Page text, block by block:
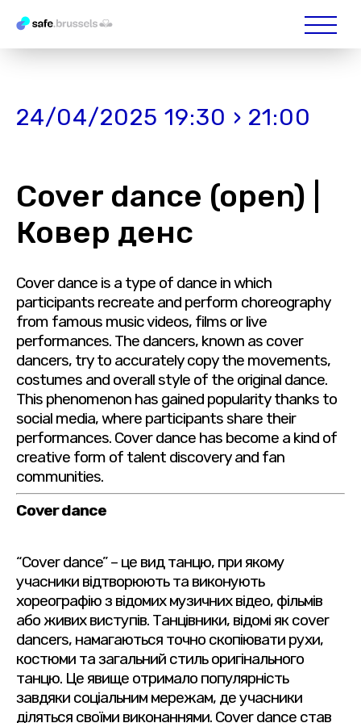
24/04/2025 19:30 › 21:00
Cover dance (open) |
Ковер денс
Cover dance is a type of dance in which
participants recreate and perform choreography
from famous music videos, films or live
performances. The dancers, known as cover
dancers, try to accurately copy the movements,
costumes and overall style of the original dance.
This phenomenon has gained popularity thanks to
social media, where participants share their
performances. Cover dance has become a kind of
creative form of talent discovery and fan
communities.
Cover dance
“Cover dance” – це вид танцю, при якому
учасники відтворюють та виконують
хореографію з відомих музичних відео, фільмів
або живих виступів. Танцівники, відомі як cover
dancers, намагаються точно скопіювати рухи,
костюми та загальний стиль оригінального
танцю. Це явище отримало популярність
завдяки соціальним мережам, де учасники
діляться своїми виконаннями. Cover dance став